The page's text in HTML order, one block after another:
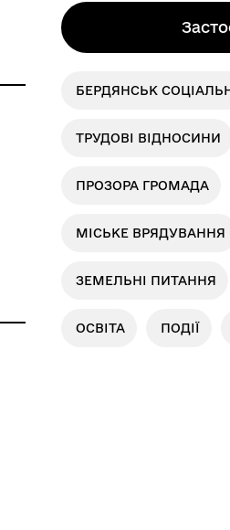
БЕРДЯНСЬК
ТРУДОВІ ВІДНОСИНИ
ПРОЗОРА ГРОМАДА
МІСЬКЕ ВРЯДУВАННЯ
ЗЕМЕЛЬНІ ПИТАННЯ
ОСВІТА ПОДІЇ